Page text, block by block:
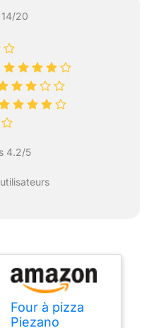
20
4.2/5
Four à pizza
Piezano